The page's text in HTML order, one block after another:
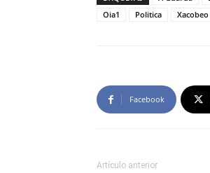
Oia1
Politica Xacobeo
Facebook
Artículo anterior